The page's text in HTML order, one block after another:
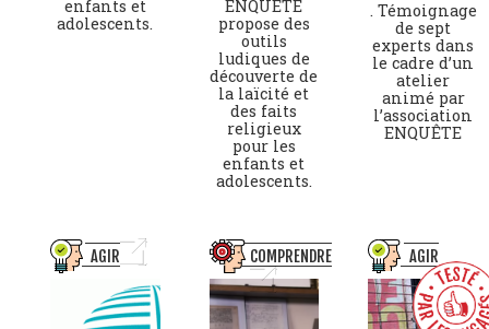
enfants et
adolescents.
ENQUÊTE
propose des
outils
ludiques de
découverte de
la laïcité et
des faits
religieux
pour les
enfants et
adolescents.
. Témoignage
de sept
experts dans
le cadre d’un
atelier
animé par
l’association
ENQUÊTE
AGIR COMPRENDRE AGIR